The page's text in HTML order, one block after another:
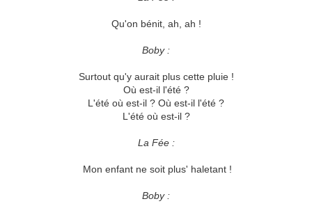
Qu'on bénit, ah, ah !
Boby :
Surtout qu'y aurait plus cette pluie !
Où est-il l'été ?
L'été où est-il ? Où est-il l'été ?
L'été où est-il ?
La Fée :
Mon enfant ne soit plus' haletant !
Boby :